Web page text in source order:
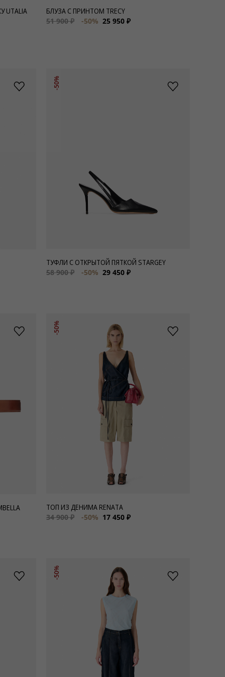
БЛУЗА С ПРИНТОМ TRECY
51 900 ₽
-50% 25 950 ₽
-50%
ТУФЛИ С ОТКРЫТОЙ ПЯТКОЙ STARGEY
58 900 ₽
-50% 29 450 ₽
-50%
ТОП ИЗ ДЕНИМА RENATA
34 900 ₽
-50% 17 450 ₽
-50%